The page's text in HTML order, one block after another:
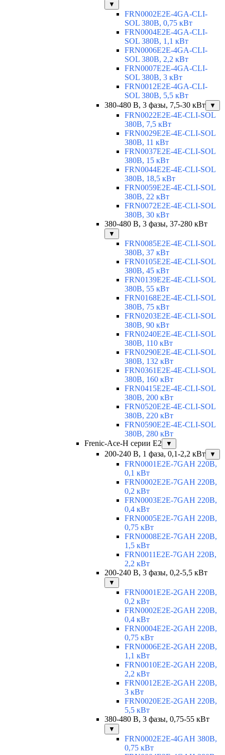
▼
FRN0002E2E-4GA-CLI-
SOL 380В, 0,75 кВт
FRN0004E2E-4GA-CLI-
SOL 380В, 1,1 кВт
FRN0006E2E-4GA-CLI-
SOL 380В, 2,2 кВт
FRN0007E2E-4GA-CLI-
SOL 380В, 3 кВт
FRN0012E2E-4GA-CLI-
SOL 380В, 5,5 кВт
380-480 В, 3 фазы, 7,5-30 кВт
▼
FRN0022E2E-4E-CLI-SOL
380В, 7,5 кВт
FRN0029E2E-4E-CLI-SOL
380В, 11 кВт
FRN0037E2E-4E-CLI-SOL
380В, 15 кВт
FRN0044E2E-4E-CLI-SOL
380В, 18,5 кВт
FRN0059E2E-4E-CLI-SOL
380В, 22 кВт
FRN0072E2E-4E-CLI-SOL
380В, 30 кВт
380-480 В, 3 фазы, 37-280 кВт
▼
FRN0085E2E-4E-CLI-SOL
380В, 37 кВт
FRN0105E2E-4E-CLI-SOL
380В, 45 кВт
FRN0139E2E-4E-CLI-SOL
380В, 55 кВт
FRN0168E2E-4E-CLI-SOL
380В, 75 кВт
FRN0203E2E-4E-CLI-SOL
380В, 90 кВт
FRN0240E2E-4E-CLI-SOL
380В, 110 кВт
FRN0290E2E-4E-CLI-SOL
380В, 132 кВт
FRN0361E2E-4E-CLI-SOL
380В, 160 кВт
FRN0415E2E-4E-CLI-SOL
380В, 200 кВт
FRN0520E2E-4E-CLI-SOL
380В, 220 кВт
FRN0590E2E-4E-CLI-SOL
380В, 280 кВт
Frenic-Ace-H серии E2
▼
200-240 В, 1 фаза, 0,1-2,2 кВт ▼
FRN0001E2E-7GAH 220В,
0,1 кВт
FRN0002E2E-7GAH 220В,
0,2 кВт
FRN0003E2E-7GAH 220В,
0,4 кВт
FRN0005E2E-7GAH 220В,
0,75 кВт
FRN0008E2E-7GAH 220В,
1,5 кВт
FRN0011E2E-7GAH 220В,
2,2 кВт
200-240 В, 3 фазы, 0,2-5,5 кВт
▼
FRN0001E2E-2GAH 220В,
0,2 кВт
FRN0002E2E-2GAH 220В,
0,4 кВт
FRN0004E2E-2GAH 220В,
0,75 кВт
FRN0006E2E-2GAH 220В,
1,1 кВт
FRN0010E2E-2GAH 220В,
2,2 кВт
FRN0012E2E-2GAH 220В,
3 кВт
FRN0020E2E-2GAH 220В,
5,5 кВт
380-480 В, 3 фазы, 0,75-55 кВт
▼
FRN0002E2E-4GAH 380В,
0,75 кВт